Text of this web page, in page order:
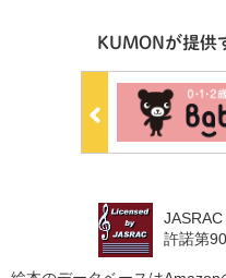
KUMONが提供
JASRAC
許諾第